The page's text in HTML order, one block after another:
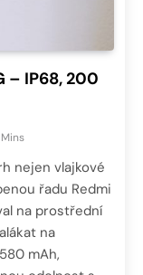
– IP68, 200
nejen vlajkové
řadu Redmi
na prostřední
na
mAh,